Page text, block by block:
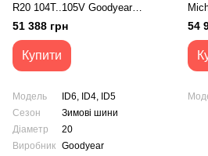
R20 104T..105V Goodyear
Ultragrip Performance +
51 388 грн
Купити
Модель
ID6, ID4, ID5
Сезон
Зимові шини
Діаметр
20
Виробник Goodyear
54